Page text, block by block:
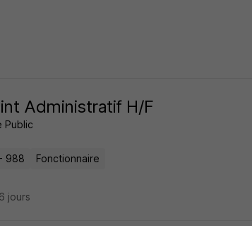
Administratif H/F
Public
988 Fonctionnaire
jours